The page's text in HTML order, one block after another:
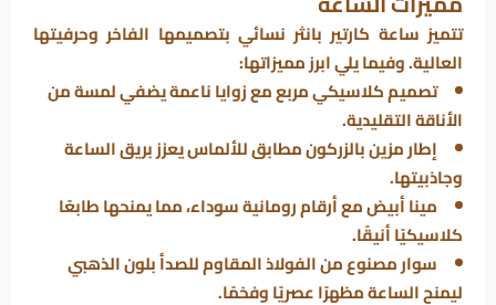
تتميز ساعة كارتير بانثر نسائي بتصميمها الفاخر وحرفيتها
العالية. وفيما يلي ابرز مميزاتها:
تصميم كلاسيكي مربع مع زوايا ناعمة يضفي لمسة من
الأناقة التقليدية.
إطار مزين بالزركون مطابق للألماس يعزز بريق الساعة
وجاذبيتها.
مينا أبيض مع أرقام رومانية سوداء، مما يمنحها طابعًا
كلاسيكيًا أنيقًا.
سوار مصنوع من الفولاذ المقاوم للصدأ بلون الذهبي
ليمنح الساعة مظهرًا عصريًا وفخمًا.